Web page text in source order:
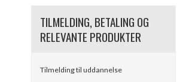
TILMELDING, BETALING OG
RELEVANTE PRODUKTER
Tilmelding til uddannelse